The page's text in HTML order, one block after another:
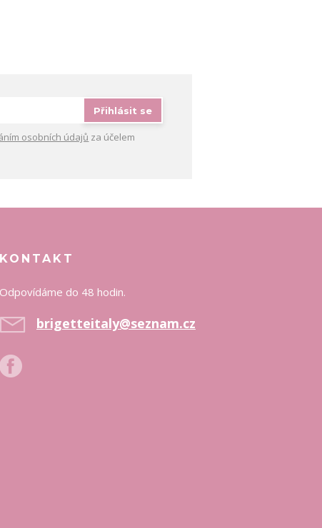
Přihlásit se
osobních údajů za účelem
KONTAKT
Odpovídáme do 48 hodin.
brigetteitaly@seznam.cz